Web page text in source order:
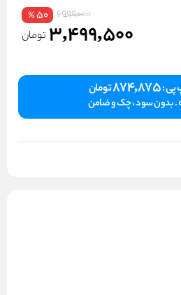
6999000
50
%
3,499,500 تومان
پی :874,875تومان
. بدون سود ، چک و ضامن